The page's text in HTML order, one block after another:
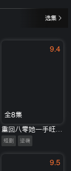
选集
9.4
全8集
短剧 逆袭
9.5